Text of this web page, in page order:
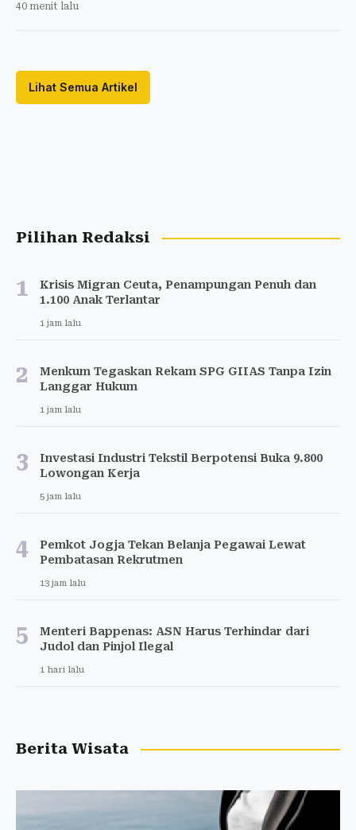
40 menit lalu
Lihat Semua Artikel
Pilihan Redaksi
1
Krisis Migran Ceuta, Penampungan Penuh dan
1.100 Anak Terlantar
1 jam lalu
2
Menkum Tegaskan Rekam SPG GIIAS Tanpa Izin
Langgar Hukum
1 jam lalu
3
Investasi Industri Tekstil Berpotensi Buka 9.800
Lowongan Kerja
5 jam lalu
4
Pemkot Jogja Tekan Belanja Pegawai Lewat
Pembatasan Rekrutmen
13 jam lalu
5
Menteri Bappenas: ASN Harus Terhindar dari
Judol dan Pinjol Ilegal
1 hari lalu
Berita Wisata